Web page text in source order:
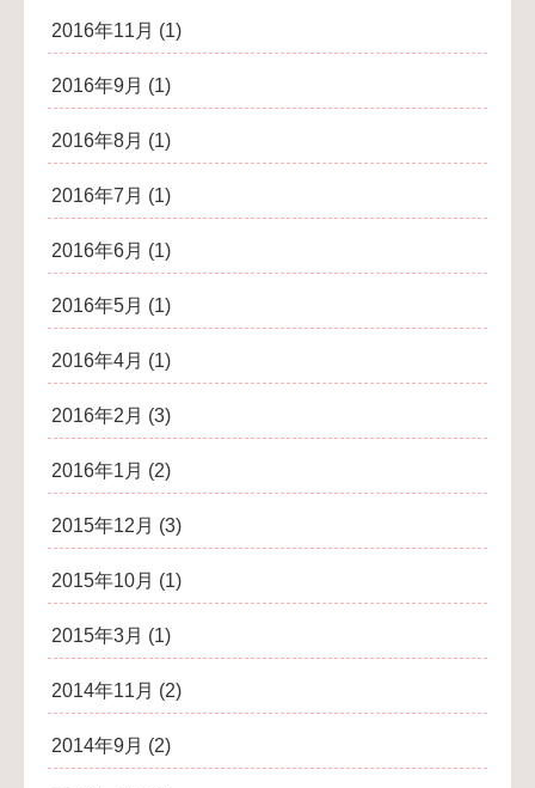
2016年11月 (1)
2016年9月 (1)
2016年8月 (1)
2016年7月 (1)
2016年6月 (1)
2016年5月 (1)
2016年4月 (1)
2016年2月 (3)
2016年1月 (2)
2015年12月 (3)
2015年10月 (1)
2015年3月 (1)
2014年11月 (2)
2014年9月 (2)